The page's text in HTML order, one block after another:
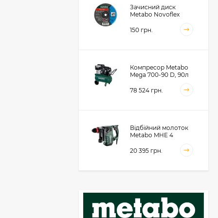
Зачисний диск
Metabo Novoflex
(616468000)
150 грн.
Компресор Metabo
Mega 700-90 D, 90л
78 524 грн.
Відбійний молоток
Metabo MHE 4
20 395 грн.
фрезер для обробки
металевих крайок
Metabo KFMVB 18 LTX
50 104 грн.